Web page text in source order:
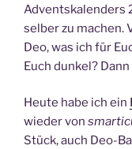
Adventskalenders
selber zu machen.
Deo, was ich für
Euch dunkel? Dann
Heute habe ich ein
wieder von
Stück, auch Deo-